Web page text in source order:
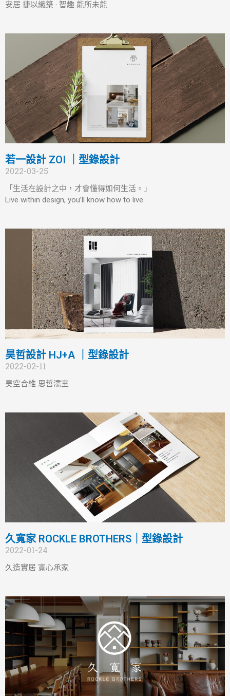
安居 捷以織築 · 智趣 能所未能
若一設計 ZOI ｜型錄設計
2022-03-25
「生活在設計之中，才會懂得如何生活。」
Live within design, you’ll know how to live.
昊哲設計 HJ+A ｜型錄設計
2022-02-11
昊空合維 思哲濡室
久寬家 ROCKLE BROTHERS｜型錄設計
2022-01-24
久造實居 寬心承家